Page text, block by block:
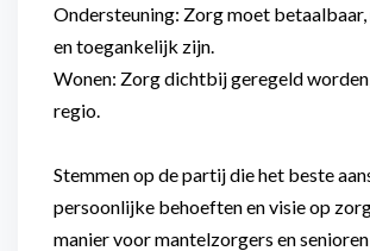
Ondersteuning: Zorg moet
en toegankelijk zijn.
Wonen: Zorg dichtbij geregeld
regio.
Stemmen op de partij die het beste
persoonlijke behoeften en visie op
manier voor mantelzorgers en